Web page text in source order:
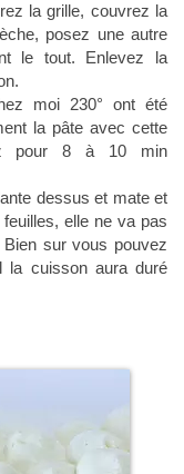
la grille, couvrez la
posez une autre
le tout. Enlevez la
moi 230° ont été
la pâte avec cette
pour 8 à 10 min
dessus et mate et
elle ne va pas
sur vous pouvez
la cuisson aura duré